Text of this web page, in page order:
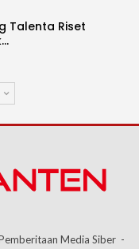
Talenta Riset
Media Siber -